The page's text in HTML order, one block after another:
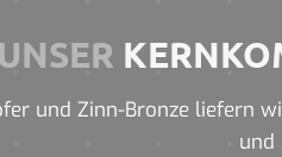
UNSER
und Zinn-Bronze liefern
und